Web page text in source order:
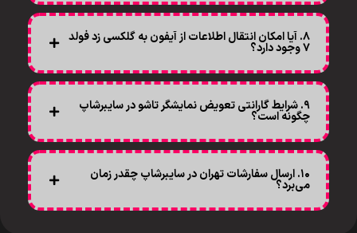
۸. آیا امکان انتقال اطلاعات از آیفون به گلکسی زد فولد
۷ وجود دارد؟
۹. شرایط گارانتی تعویض نمایشگر تاشو در سایبرشاپ
چگونه است؟
۱۰. ارسال سفارشات تهران در سایبرشاپ چقدر زمان
می‌برد؟